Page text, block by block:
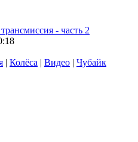
- часть 2
| Колёса | Видео | Чубайк